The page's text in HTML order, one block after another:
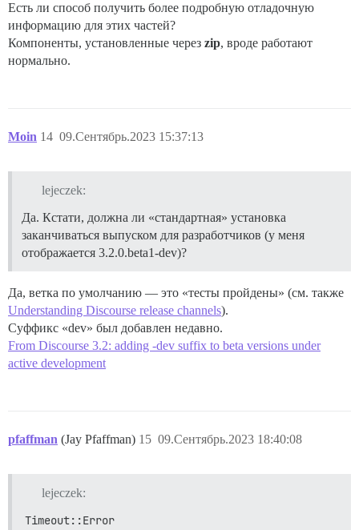
Есть ли способ получить более подробную отладочную
информацию для этих частей?
Компоненты, установленные через zip, вроде работают
нормально.
Moin 09.Сентябрь.2023 15:37:13
14
lejeczek:
Да. Кстати, должна ли «стандартная» установка
заканчиваться выпуском для разработчиков (у меня
отображается 3.2.0.beta1-dev)?
Да, ветка по умолчанию — это «тесты пройдены» (см. также
Understanding Discourse release channels).
Суффикс «dev» был добавлен недавно.
From Discourse 3.2: adding -dev suffix to beta versions under
active development
pfaffman (Jay Pfaffman) 09.Сентябрь.2023 18:40:08
15
lejeczek:
Timeout::Error